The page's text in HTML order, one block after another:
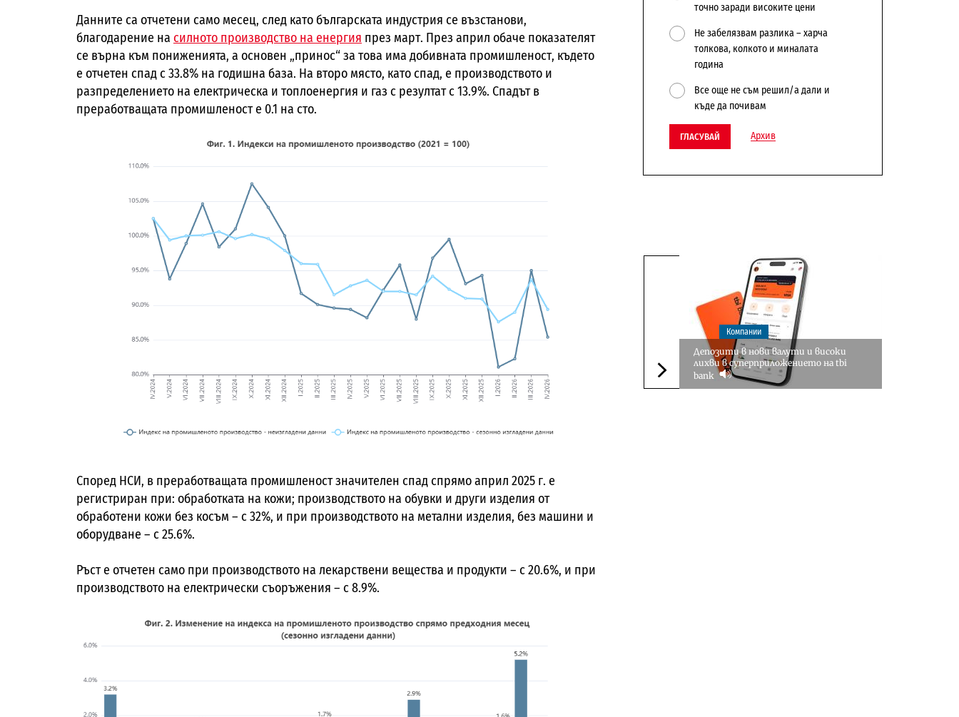
Данните са отчетени само месец, след като българската индустрия се възстанови,
благодарение на силното производство на енергия през март. През април обаче показателят
се върна към пониженията, а основен „принос“ за това има добивната промишленост, където
е отчетен спад с 33.8% на годишна база. На второ място, като спад, е производството и
разпределението на електрическа и топлоенергия и газ с резултат с 13.9%. Спадът в
преработващата промишленост е 0.1 на сто.
Според НСИ, в преработващата промишленост значителен спад спрямо април 2025 г. е
регистриран при: обработката на кожи; производството на обувки и други изделия от
обработени кожи без косъм – с 32%, и при производството на метални изделия, без машини и
oборудване – с 25.6%.
Ръст е отчетен само при производството на лекарствени вещества и продукти – с 20.6%, и при
производството на електрически съоръжения – с 8.9%.
точно заради високите цени
Не забелязвам разлика – харча
толкова, колкото и миналата
година
Все още не съм решил/а дали и
къде да почивам
ГЛАСУВАЙ Архив
Следваща новина
Компании
Депозити в нови валути и високи
лихви в суперприложението на tbi
bank